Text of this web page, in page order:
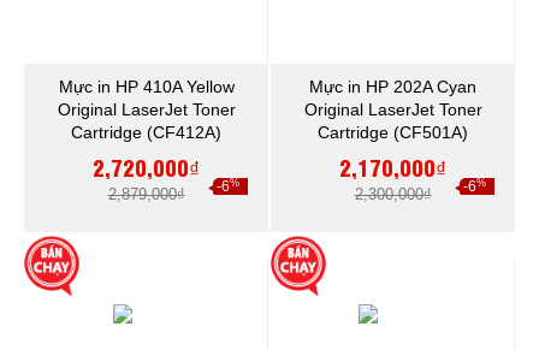
Mực in HP 410A Yellow
Original LaserJet Toner
Cartridge (CF412A)
2,720,000₫
2,879,000₫ -6%
Mực in HP 202A Cyan
Original LaserJet Toner
Cartridge (CF501A)
2,170,000₫
2,300,000₫ -6%